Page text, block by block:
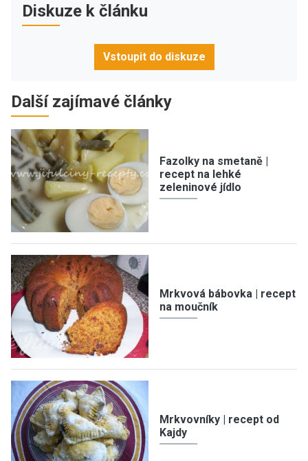
Diskuze k článku
Vstoupit do diskuze
Další zajímavé články
Fazolky na smetaně |
recept na lehké
zeleninové jídlo
Mrkvová bábovka | recept
na moučník
Mrkvovníky | recept od
Kajdy